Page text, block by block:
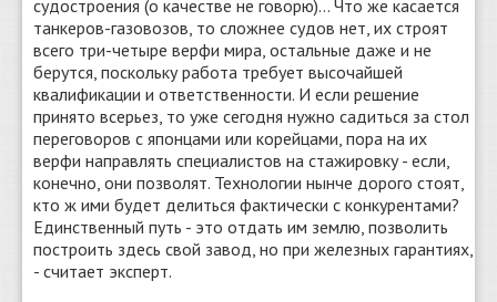
судостроения (о качестве не говорю)... Что же касается
танкеров-газовозов, то сложнее судов нет, их строят
всего три-четыре верфи мира, остальные даже и не
берутся, поскольку работа требует высочайшей
квалификации и ответственности. И если решение
принято всерьез, то уже сегодня нужно садиться за стол
переговоров с японцами или корейцами, пора на их
верфи направлять специалистов на стажировку - если,
конечно, они позволят. Технологии нынче дорого стоят,
кто ж ими будет делиться фактически с конкурентами?
Единственный путь - это отдать им землю, позволить
построить здесь свой завод, но при железных гарантиях,
- считает эксперт.